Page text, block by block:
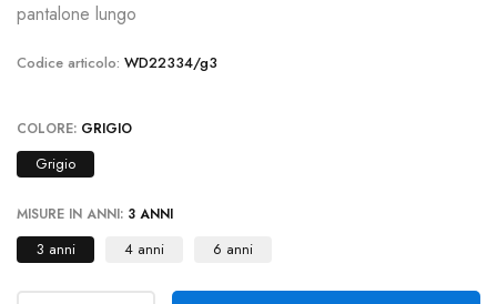
pantalone lungo
Codice articolo: WD22334/g3
COLORE: GRIGIO
Grigio
MISURE IN ANNI: 3 ANNI
3 anni 4 anni 6 anni